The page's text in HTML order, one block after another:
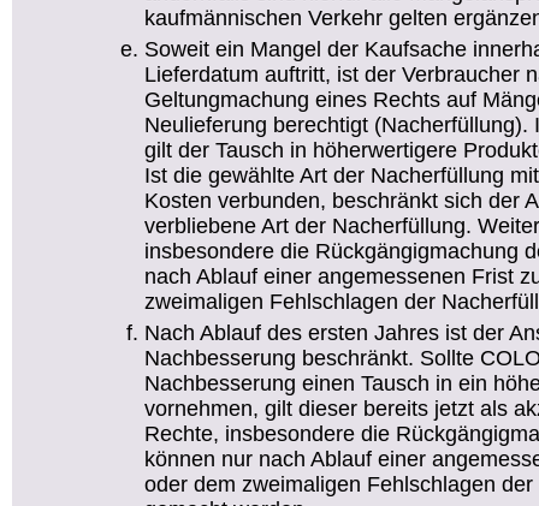
kaufmännischen Verkehr gelten
Soweit ein Mangel der Kaufsache
Lieferdatum auftritt, ist der Verbraucher
Geltungmachung eines Rechts auf
Neulieferung berechtigt
gilt der Tausch in höherwertigere
Ist die gewählte Art der Nacherfüllung
Kosten verbunden, beschränkt sich der
verbliebene Art der Nacherfüllung.
insbesondere die Rückgängigmachung
nach Ablauf einer angemessenen Frist
zweimaligen Fehlschlagen der
Nach Ablauf des ersten Jahres ist der
Nachbesserung beschränkt. Sollte
Nachbesserung einen Tausch in ein
vornehmen, gilt dieser bereits jetzt als
Rechte, insbesondere die
können nur nach Ablauf einer
oder dem zweimaligen Fehlschlagen